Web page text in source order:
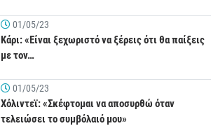
01/05/23
Κάρι: «Είναι ξεχωριστό να ξέρεις ότι θα παίξεις
με τον…
01/05/23
Χόλιντεϊ: «Σκέφτομαι να αποσυρθώ όταν
τελειώσει το συμβόλαιό μου»